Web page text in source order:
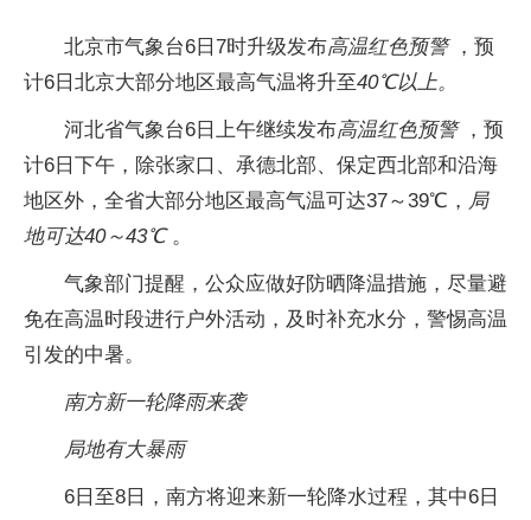
北京市气象台6日7时升级发布高温红色预警，预
计6日北京大部分地区最高气温将升至40℃以上。
河北省气象台6日上午继续发布高温红色预警，预
计6日下午，除张家口、承德北部、保定西北部和沿海
地区外，全省大部分地区最高气温可达37～39℃， 局
地可达40～43℃。
气象部门提醒，公众应做好防晒降温措施，尽量避
免在高温时段进行户外活动，及时补充水分，警惕高温
引发的中暑。
南方新一轮降雨来袭
局地有大暴雨
6日至8日，南方将迎来新一轮降水过程，其中6日